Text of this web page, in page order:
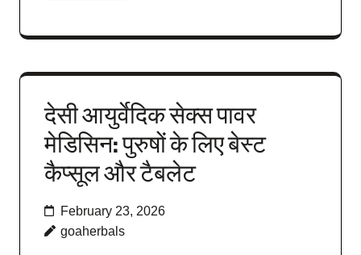
देसी आयुर्वेदिक सेक्स पावर
मेडिसिन: पुरुषों के लिए बेस्ट
कैप्सूल और टैबलेट
February 23, 2026
goaherbals